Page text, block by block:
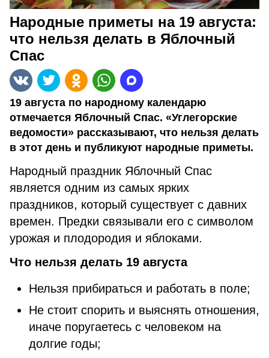
Народные приметы на 19 августа:
что нельзя делать в Яблочный
Спас
19 августа по народному календарю
отмечается Яблочный Спас. «Углегорские
ведомости» рассказывают, что нельзя делать
в этот день и публикуют народные приметы.
Народный праздник Яблочный Спас
является одним из самых ярких
праздников, который существует с давних
времен. Предки связывали его с символом
урожая и плодородия и яблоками.
Что нельзя делать 19 августа
Нельзя прибираться и работать в поле;
Не стоит спорить и выяснять отношения,
иначе поругаетесь с человеком на
долгие годы;